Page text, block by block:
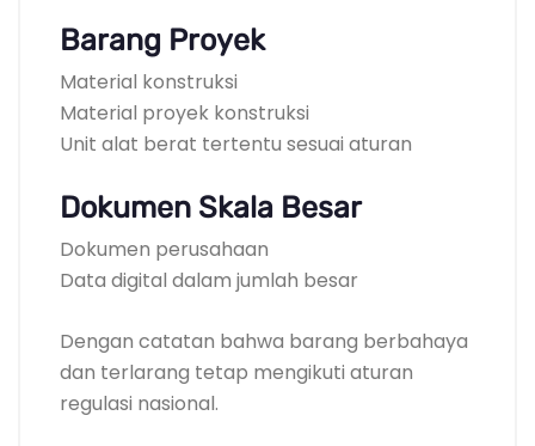
Barang Proyek
Material konstruksi
Material proyek konstruksi
Unit alat berat tertentu sesuai aturan
Dokumen Skala Besar
Dokumen perusahaan
Data digital dalam jumlah besar
Dengan catatan bahwa barang berbahaya
dan terlarang tetap mengikuti aturan
regulasi nasional.